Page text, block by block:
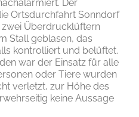
Der
Ortsdurchfahrt Sonndorf
Überdrucklüftern
Stall geblasen, das
kontrolliert und belüftet.
war der Einsatz für alle
oder Tiere wurden
verletzt, zur Höhe des
keine Aussage